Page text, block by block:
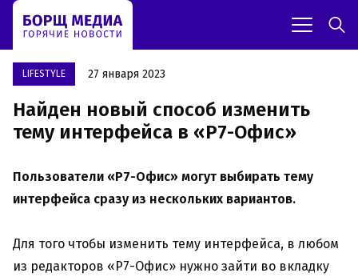
LIFESTYLE 27 января 2023
Найден новый способ изменить
тему интерфейса в «Р7-Офис»
Пользователи «Р7-Офис» могут выбирать тему
интерфейса сразу из нескольких вариантов.
Для того чтобы изменить тему интерфейса, в любом
из редакторов «Р7-Офис» нужно зайти во вкладку